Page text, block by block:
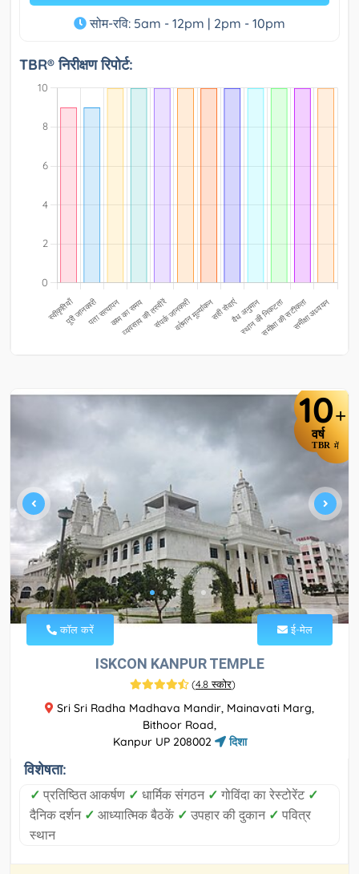
सोम-रवि: 5am - 12pm | 2pm - 10pm
TBR® निरीक्षण रिपोर्ट:
10+
वर्ष
TBR में
कॉल करें ई-मेल
ISKCON KANPUR TEMPLE
(4.8 स्कोर)
Sri Sri Radha Madhava Mandir, Mainavati Marg,
Bithoor Road,
Kanpur UP 208002
दिशा
विशेषता:
✓ प्रतिष्ठित आकर्षण ✓ धार्मिक संगठन ✓ गोविंदा का रेस्टोरेंट ✓
दैनिक दर्शन ✓ आध्यात्मिक बैठकें ✓ उपहार की दुकान ✓ पवित्र
स्थान